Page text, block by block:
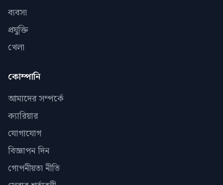
ব্যবসা
প্রযুক্তি
খেলা
কোম্পানি
আমাদের সম্পর্কে
ক্যারিয়ার
যোগাযোগ
বিজ্ঞাপন দিন
গোপনীয়তা নীতি